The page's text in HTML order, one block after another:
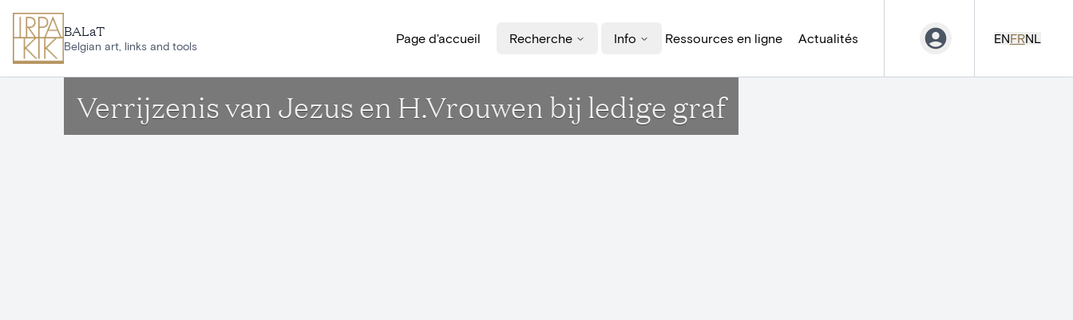
BALaT
Belgian art, links and tools
Page d'accueil Recherche Info Ressources en ligne Actualités ENFRNL
Verrijzenis van Jezus en H.Vrouwen bij ledige graf